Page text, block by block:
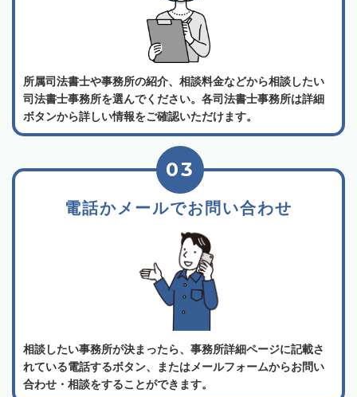
所属司法書士や事務所の紹介、相談料金などから相談したい
司法書士事務所を選んでください。各司法書士事務所は詳細
ボタンから詳しい情報をご確認いただけます。
電話かメールでお問い合わせ
03
相談したい事務所が決まったら、事務所詳細ページに記載さ
れている電話するボタン、またはメールフォームからお問い
合わせ・相談をすることができます。